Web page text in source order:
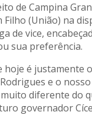
de Campina
(União) na
de vice,
sua preferência.
hoje é justamente
e o
diferente do
governador